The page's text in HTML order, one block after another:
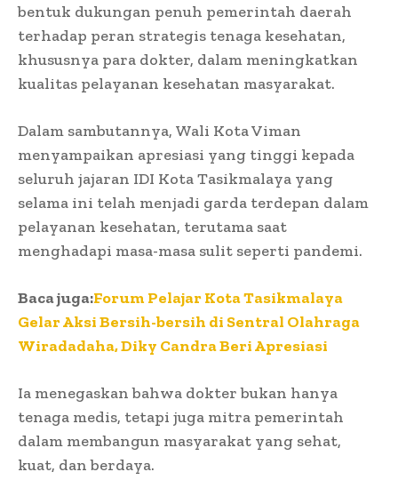
bentuk dukungan penuh pemerintah daerah
terhadap peran strategis tenaga kesehatan,
khususnya para dokter, dalam meningkatkan
kualitas pelayanan kesehatan masyarakat.
Dalam sambutannya, Wali Kota Viman
menyampaikan apresiasi yang tinggi kepada
seluruh jajaran IDI Kota Tasikmalaya yang
selama ini telah menjadi garda terdepan dalam
pelayanan kesehatan, terutama saat
menghadapi masa-masa sulit seperti pandemi.
Baca juga:Forum Pelajar Kota Tasikmalaya
Gelar Aksi Bersih-bersih di Sentral Olahraga
Wiradadaha, Diky Candra Beri Apresiasi
Ia menegaskan bahwa dokter bukan hanya
tenaga medis, tetapi juga mitra pemerintah
dalam membangun masyarakat yang sehat,
kuat, dan berdaya.